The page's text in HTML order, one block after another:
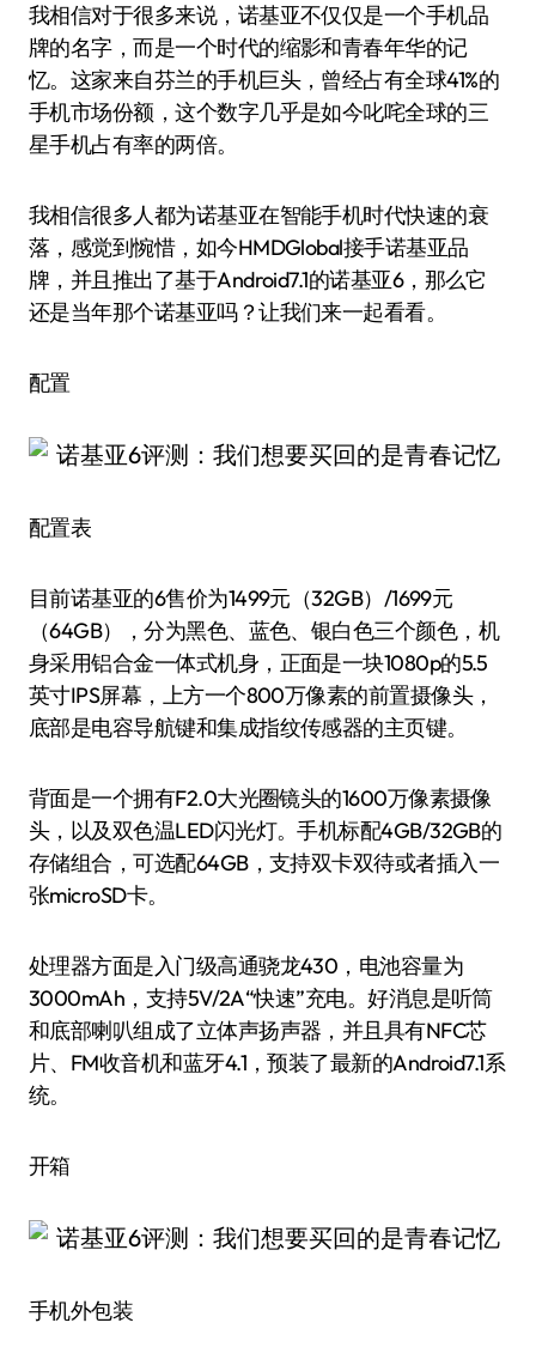
我相信对于很多来说，诺基亚不仅仅是一个手机品
牌的名字，而是一个时代的缩影和青春年华的记
忆。这家来自芬兰的手机巨头，曾经占有全球41%的
手机市场份额，这个数字几乎是如今叱咤全球的三
星手机占有率的两倍。
我相信很多人都为诺基亚在智能手机时代快速的衰
落，感觉到惋惜，如今HMDGlobal接手诺基亚品
牌，并且推出了基于Android7.1的诺基亚6，那么它
还是当年那个诺基亚吗？让我们来一起看看。
配置
配置表
目前诺基亚的6售价为1499元（32GB）/1699元
（64GB），分为黑色、蓝色、银白色三个颜色，机
身采用铝合金一体式机身，正面是一块1080p的5.5
英寸IPS屏幕，上方一个800万像素的前置摄像头，
底部是电容导航键和集成指纹传感器的主页键。
背面是一个拥有F2.0大光圈镜头的1600万像素摄像
头，以及双色温LED闪光灯。手机标配4GB/32GB的
存储组合，可选配64GB，支持双卡双待或者插入一
张microSD卡。
处理器方面是入门级高通骁龙430，电池容量为
3000mAh，支持5V/2A“快速”充电。好消息是听筒
和底部喇叭组成了立体声扬声器，并且具有NFC芯
片、FM收音机和蓝牙4.1，预装了最新的Android7.1系
统。
开箱
手机外包装